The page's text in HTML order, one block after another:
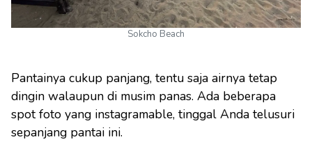
Sokcho Beach
Pantainya cukup panjang, tentu saja airnya tetap
dingin walaupun di musim panas. Ada beberapa
spot foto yang instagramable, tinggal Anda telusuri
sepanjang pantai ini.